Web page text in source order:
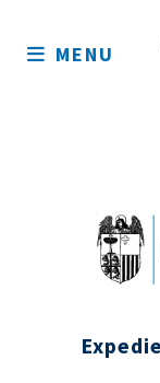
sitio
MENU